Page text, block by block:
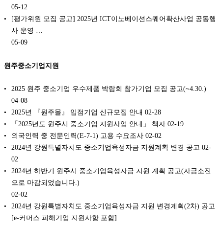
05-12
[평가위원 모집 공고] 2025년 ICT이노베이션스퀘어확산사업 공동행
사 운영 …
05-09
원주중소기업지원
2025 원주 중소기업 우수제품 박람회 참가기업 모집 공고(~4.30.)
04-08
2025년 『원주몰』 입점기업 신규모집 안내 02-28
「2025년도 원주시 중소기업 지원사업 안내」 책자 02-19
외국인력 중 전문인력(E-7-1) 고용 수요조사 02-02
2024년 강원특별자치도 중소기업육성자금 지원계획 변경 공고 02-
02
2024년 하반기 원주시 중소기업육성자금 지원 계획 공고(자금소진
으로 마감되었습니다.)
02-02
2024년 강원특별자치도 중소기업육성자금 지원 변경계획(2차) 공고
[e-커머스 피해기업 지원사항 포함]